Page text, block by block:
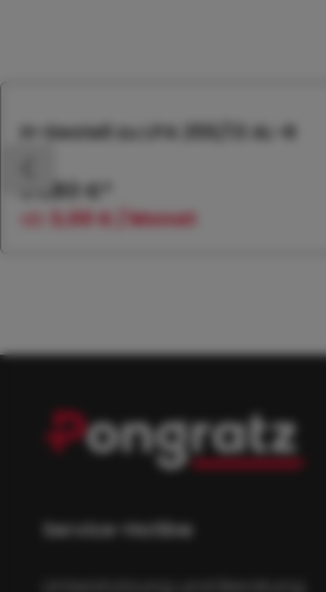
Produktgalerie überspringen
H-Gestell zu LPA 255/13 AL-R
94,80 €*
ab 3,00 € / Monat
Service-Hotline